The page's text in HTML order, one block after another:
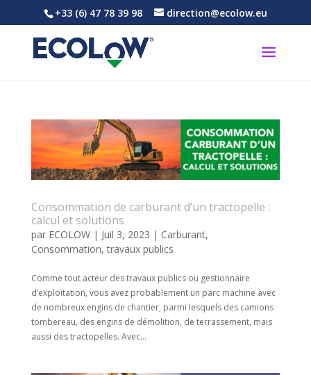
+33 (6) 47 78 39 98 direction@ecolow.eu
Consommation de carburant d’un tractopelle :
calcul et solutions
par ECOLOW| Juil 3, 2023 | Carburant,
Consommation,travaux publics
Comme tout acteur des travaux publics ou gestionnaire
d’exploitation, vous avez probablement un parc machine avec
de nombreux engins de chantier, parmi lesquels des camions
tombereau, des engins de démolition, de terrassement, mais
aussi des tractopelles. Avec...